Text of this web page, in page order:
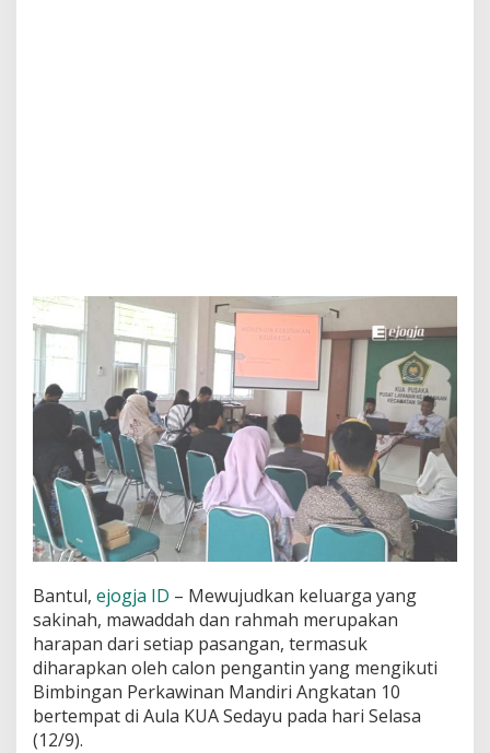
Bantul, ejogja ID – Mewujudkan keluarga yang
sakinah, mawaddah dan rahmah merupakan
harapan dari setiap pasangan, termasuk
diharapkan oleh calon pengantin yang mengikuti
Bimbingan Perkawinan Mandiri Angkatan 10
bertempat di Aula KUA Sedayu pada hari Selasa
(12/9).